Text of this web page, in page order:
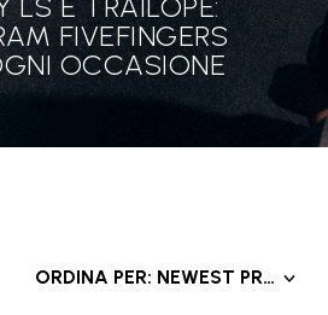
FIVEFINGERS
OCCASIONE
ORDINA PER: NEWEST